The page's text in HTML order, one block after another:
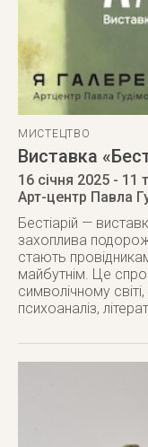
МИСТЕЦТВО
Виставка
16 січня 2025 - 11
Арт-центр Павла
Бестіарій —
захоплива
стають
майбутнім. Це
символічному
психоаналіз,